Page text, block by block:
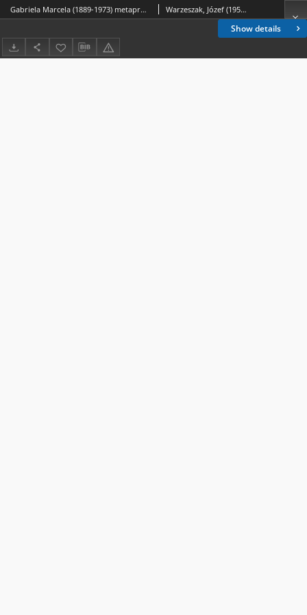
Show details
Gabriela Marcela (1889-1973) metaproblematyka Opatrzności Bożej Warzeszak, Józef (1951- )